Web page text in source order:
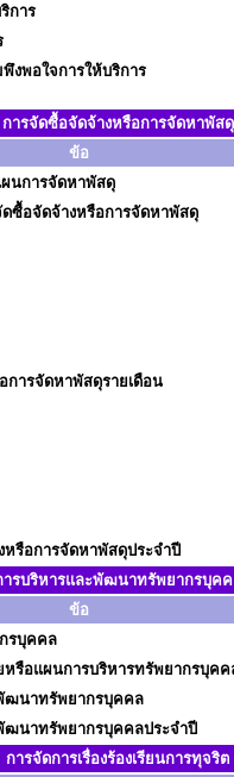
การ
งพอใจการให้บริการ
การจัดซื้อจัดจ้างหรือการจัดหาพัสดุ
ข้อ
นการจัดหาพัสดุ
ดซื้อจัดจ้างหรือการจัดหาพัสดุ
การจัดหาพัสดุรายเดือน
รือการจัดหาพัสดุประจำปี
ารบริหารและพัฒนาทรัพยากรบุค
ข้อ
รบุคคล
หรือแผนการบริหารทรัพยากรบุคค
ฒนาทรัพยากรบุคคล
ฒนาทรัพยากรบุคคลประจำปี
การจัดการเรื่องร้องเรียนการทุจริต